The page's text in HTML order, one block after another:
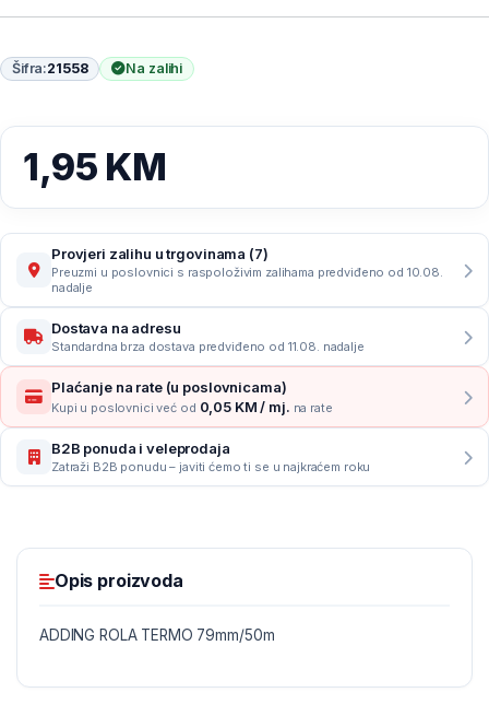
Šifra:21558 Na zalihi
1,95 KM
Provjeri zalihu u trgovinama (7)
Preuzmi u poslovnici s raspoloživim zalihama predviđeno od 10.08.
nadalje
Dostava na adresu
Standardna brza dostava predviđeno od 11.08. nadalje
Plaćanje na rate (u poslovnicama)
Kupi u poslovnici već od 0,05 KM / mj. na rate
B2B ponuda i veleprodaja
Zatraži B2B ponudu – javiti ćemo ti se u najkraćem roku
Opis proizvoda
ADDING ROLA TERMO 79mm/50m